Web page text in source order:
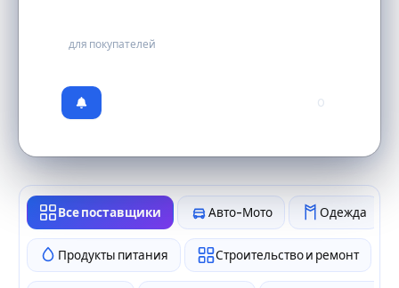
для покупателей
0
Все поставщики Авто-Мото Одежда
Продукты питания Строительство и ремонт